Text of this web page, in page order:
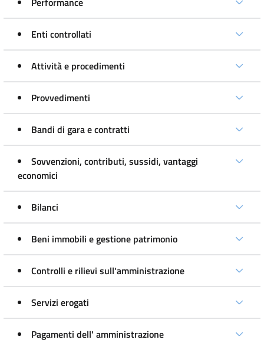
Enti controllati
Attività e procedimenti
Provvedimenti
Bandi di gara e contratti
Sovvenzioni, contributi, sussidi, vantaggi
economici
Bilanci
Beni immobili e gestione patrimonio
Controlli e rilievi sull'amministrazione
Servizi erogati
Pagamenti dell' amministrazione